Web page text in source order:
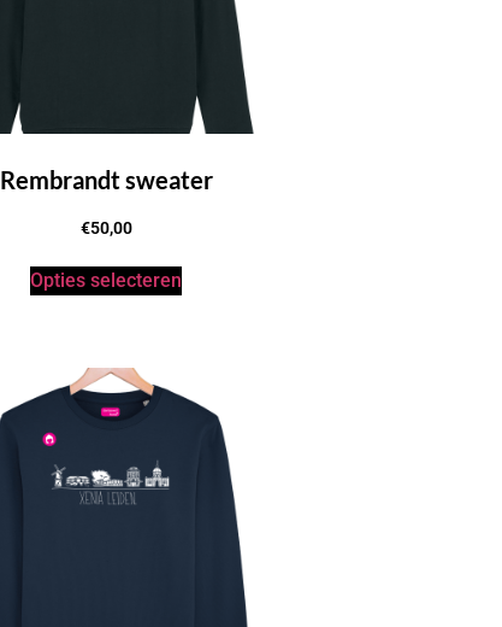
Rembrandt sweater
€50,00
Opties selecteren